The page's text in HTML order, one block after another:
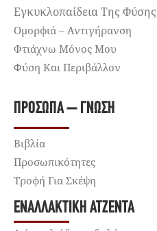
Εγκυκλοπαίδεια Της Φύσης
Ομορφιά – Αντιγήρανση
Φτιάχνω Μόνος Μου
Φύση Και Περιβάλλον
ΠΡΌΣΩΠΑ – ΓΝΏΣΗ
Βιβλία
Προσωπικότητες
Τροφή Για Σκέψη
ΕΝΑΛΛΑΚΤΙΚΉ ΑΤΖΈΝΤΑ